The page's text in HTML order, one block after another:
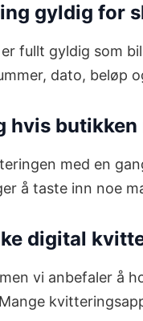
gyldig for
fullt gyldig som
dato, beløp
hvis
med en
å taste inn noe
digital
vi anbefaler å